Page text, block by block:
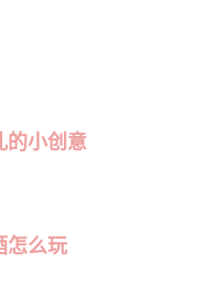
的小创意
怎么玩